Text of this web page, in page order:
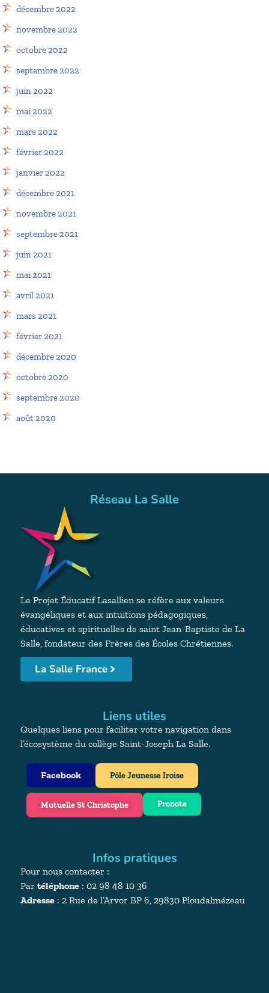
décembre 2022
novembre 2022
octobre 2022
septembre 2022
juin 2022
mai 2022
mars 2022
février 2022
janvier 2022
décembre 2021
novembre 2021
septembre 2021
juin 2021
mai 2021
avril 2021
mars 2021
février 2021
décembre 2020
octobre 2020
septembre 2020
août 2020
Réseau La Salle
Le Projet Éducatif Lasallien se réfère aux valeurs
évangéliques et aux intuitions pédagogiques,
éducatives et spirituelles de saint Jean-Baptiste de La
Salle, fondateur des Frères des Écoles Chrétiennes.
La Salle France
Liens utiles
Quelques liens pour faciliter votre navigation dans
l’écosystème du collège Saint-Joseph La Salle.
Facebook Pôle Jeunesse Iroise
Mutuelle St Christophe Pronote
Infos pratiques
Pour nous contacter :
Par téléphone : 02 98 48 10 36
Adresse : 2 Rue de l’Arvor BP 6, 29830 Ploudalmézeau